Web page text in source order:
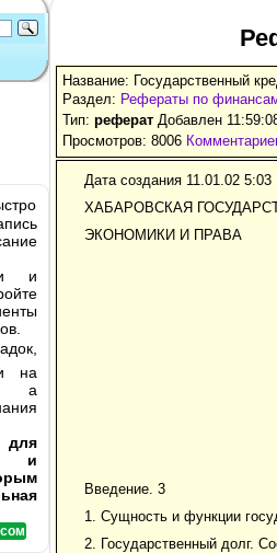
и
на
а
для
и
Название: Государственный
Раздел: Рефераты по
Тип: реферат Добавлен
Просмотров: 8006
Дата создания 11.01.02 5:03
ХАБАРОВСКАЯ
ЭКОНОМИКИ И ПРАВА
Введение. 3
1. Сущность и функции
2. Государственный долг.